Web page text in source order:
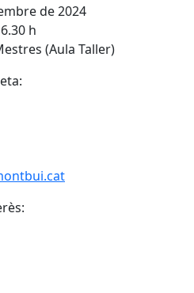
de 2024
h
(Aula Taller)